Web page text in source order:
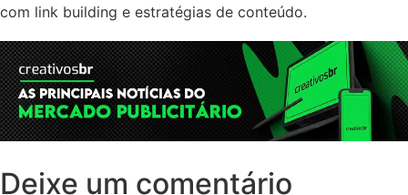
com link building e estratégias de conteúdo.
Deixe um comentário